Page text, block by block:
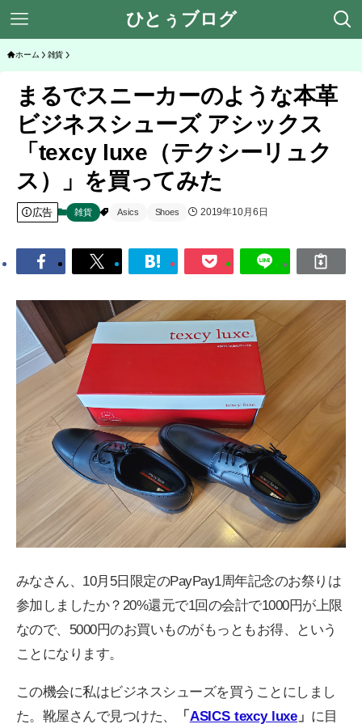
ひとぅブログ
ホーム 雑貨
まるでスニーカーのような本革
ビジネスシューズ アシックス
「texcy luxe（テクシーリュク
ス）」を買ってみた
広告 雑貨 Asics Shoes 2019年10月6日
みなさん、10月5日限定のPayPay1周年記念のお祭りは
参加しましたか？20%還元で1回の会計で1000円が上限
なので、5000円のお買いものがもっともお得、という
ことになります。
この機会に私はビジネスシューズを買うことにしまし
た。靴屋さんで見つけた、
「 ASICS texcy luxe 」 に目